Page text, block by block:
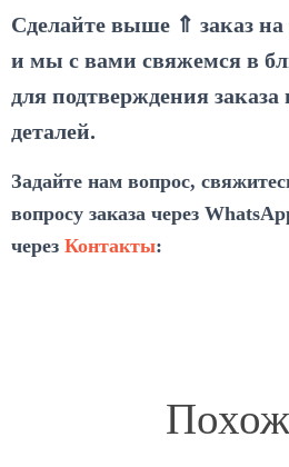
Сделайте выше ⇑ заказ на
и мы с вами свяжемся в
для подтверждения
деталей.
Задайте нам вопрос,
вопросу заказа через
через Контакты: